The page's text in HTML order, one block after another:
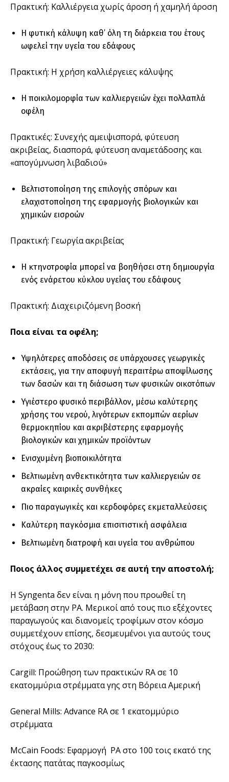
Πρακτική: Καλλιέργεια χωρίς άροση ή χαμηλή άροση
Η φυτική κάλυψη καθ’ όλη τη διάρκεια του έτους
ωφελεί την υγεία του εδάφους
Πρακτική: Η χρήση καλλιέργειες κάλυψης
Η ποικιλομορφία των καλλιεργειών έχει πολλαπλά
οφέλη
Πρακτικές: Συνεχής αμειψισπορά, φύτευση
ακριβείας, διασπορά, φύτευση αναμετάδοσης και
«απογύμνωση λιβαδιού»
Βελτιστοποίηση της επιλογής σπόρων και
ελαχιστοποίηση της εφαρμογής βιολογικών και
χημικών εισροών
Πρακτική: Γεωργία ακριβείας
Η κτηνοτροφία μπορεί να βοηθήσει στη δημιουργία
ενός ενάρετου κύκλου υγείας του εδάφους
Πρακτική: Διαχειριζόμενη βοσκή
Ποια είναι τα οφέλη;
Υψηλότερες αποδόσεις σε υπάρχουσες γεωργικές
εκτάσεις, για την αποφυγή περαιτέρω αποψίλωσης
των δασών και τη διάσωση των φυσικών οικοτόπων
Υγιέστερο φυσικό περιβάλλον, μέσω καλύτερης
χρήσης του νερού, λιγότερων εκπομπών αερίων
θερμοκηπίου και ακριβέστερης εφαρμογής
βιολογικών και χημικών προϊόντων
Ενισχυμένη βιοποικιλότητα
Βελτιωμένη ανθεκτικότητα των καλλιεργειών σε
ακραίες καιρικές συνθήκες
Πιο παραγωγικές και κερδοφόρες εκμεταλλεύσεις
Καλύτερη παγκόσμια επισιτιστική ασφάλεια
Βελτιωμένη διατροφή και υγεία του ανθρώπου
Ποιος άλλος συμμετέχει σε αυτή την αποστολή;
Η Syngenta δεν είναι η μόνη που προωθεί τη
μετάβαση στην ΡΑ. Μερικοί από τους πιο εξέχοντες
παραγωγούς και διανομείς τροφίμων στον κόσμο
συμμετέχουν επίσης, δεσμευμένοι για αυτούς τους
στόχους έως το 2030:
Cargill: Προώθηση των πρακτικών RA σε 10
εκατομμύρια στρέμματα γης στη Βόρεια Αμερική
General Mills: Advance RA σε 1 εκατομμύριο
στρέμματα
McCain Foods: Εφαρμογή ΡΑ στο 100 τοις εκατό της
έκτασης πατάτας παγκοσμίως